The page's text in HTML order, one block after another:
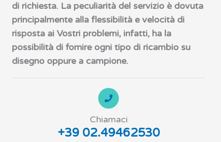
di richiesta. La peculiarità del servizio è dovuta
principalmente alla flessibilità e velocità di
risposta ai Vostri problemi, infatti, ha la
possibilità di fornire ogni tipo di ricambio su
disegno oppure a campione.
Chiamaci
+39 02.49462530